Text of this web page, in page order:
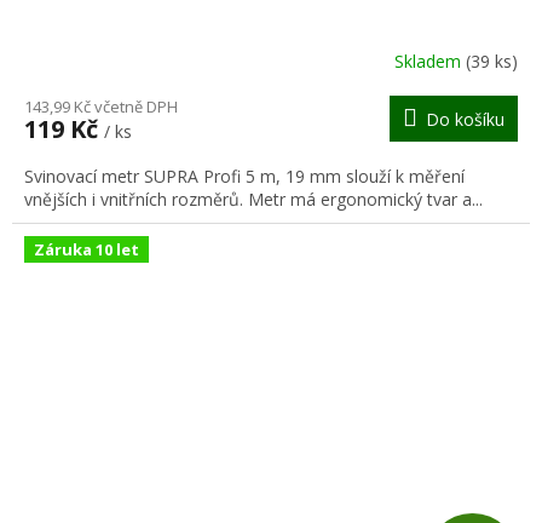
R
M
A
Skladem (39 ks)
143,99 Kč včetně DPH
119 Kč / ks
Do košíku
Svinovací metr SUPRA Profi 5 m, 19 mm slouží k měření
vnějších i vnitřních rozměrů. Metr má ergonomický tvar a...
Záruka 10 let